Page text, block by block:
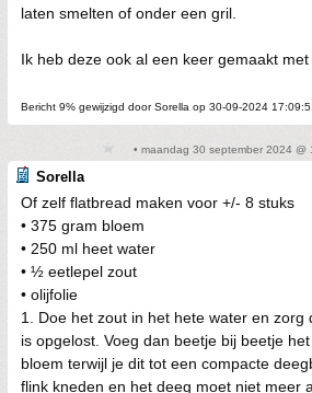
laten smelten of onder een gril.
Ik heb deze ook al een keer gemaakt
Bericht 9% gewijzigd door Sorella op 30-09-2024
• maandag 30 september 2024 @
Sorella
Of zelf flatbread maken voor +/- 8 stuks
• 375 gram bloem
• 250 ml heet water
• ½ eetlepel zout
• olijfolie
1. Doe het zout in het hete water en zorg
is opgelost. Voeg dan beetje bij beetje
bloem terwijl je dit tot een compacte
flink kneden en het deeg moet niet meer